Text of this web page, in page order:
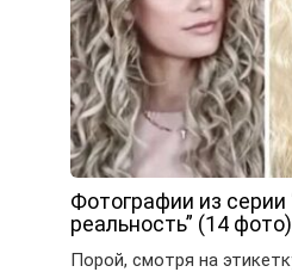
Фотографии из
реальность” (14 фото)
Порой, смотря на